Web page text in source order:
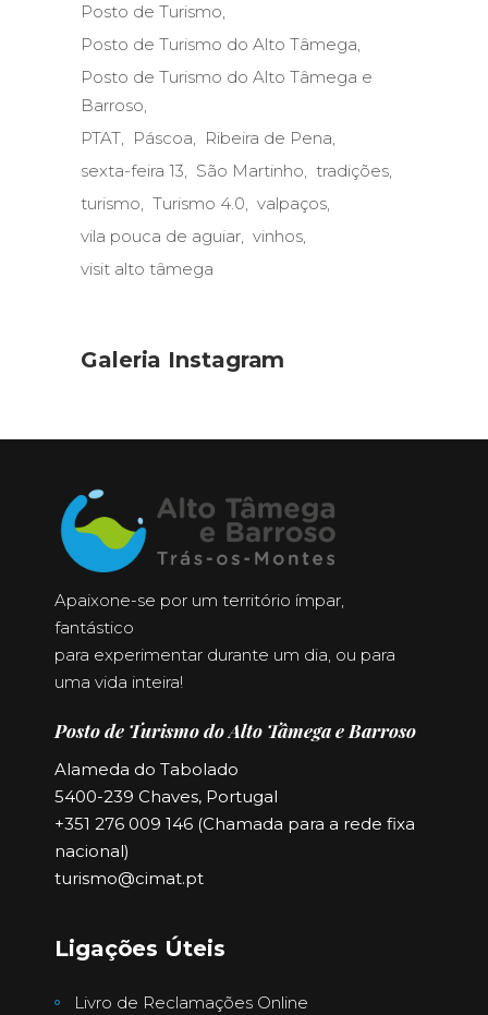
Posto de Turismo
Posto de Turismo do Alto Tâmega
Posto de Turismo do Alto Tâmega e
Barroso
PTAT
Páscoa
Ribeira de Pena
sexta-feira 13
São Martinho
tradições
turismo
Turismo 4.0
valpaços
vila pouca de aguiar vinhos
visit alto tâmega
Galeria Instagram
Apaixone-se por um território ímpar,
fantástico
para experimentar durante um dia, ou para
uma vida inteira!
Posto de Turismo do Alto Tâmega e Barroso
Alameda do Tabolado
5400-239 Chaves, Portugal
+351 276 009 146 (Chamada para a rede fixa
nacional)
turismo@cimat.pt
Ligações Úteis
Livro de Reclamações Online